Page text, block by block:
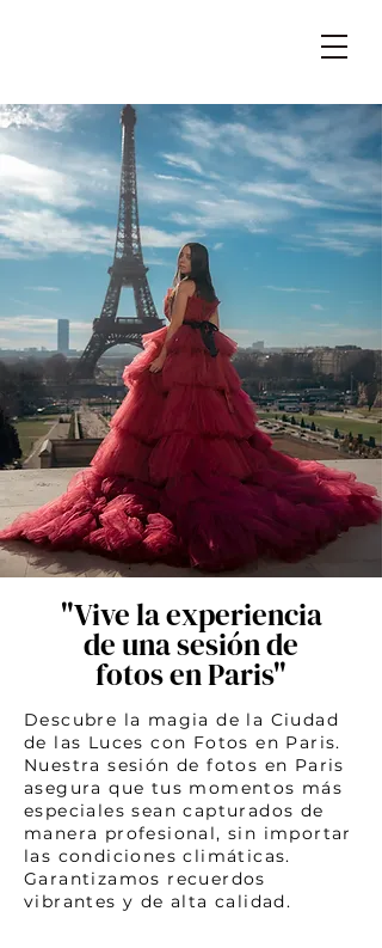
"Vive la experiencia
de una sesión de
fotos en Paris"
Descubre la magia de la Ciudad
de las Luces con Fotos en Paris.
Nuestra sesión de fotos en Paris
asegura que tus momentos más
especiales sean capturados de
manera profesional, sin importar
las condiciones climáticas.
Garantizamos recuerdos
vibrantes y de alta calidad.